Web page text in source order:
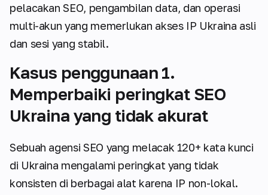
pelacakan SEO, pengambilan data, dan operasi
multi-akun yang memerlukan akses IP Ukraina asli
dan sesi yang stabil.
Kasus penggunaan 1.
Memperbaiki peringkat SEO
Ukraina yang tidak akurat
Sebuah agensi SEO yang melacak 120+ kata kunci
di Ukraina mengalami peringkat yang tidak
konsisten di berbagai alat karena IP non-lokal.